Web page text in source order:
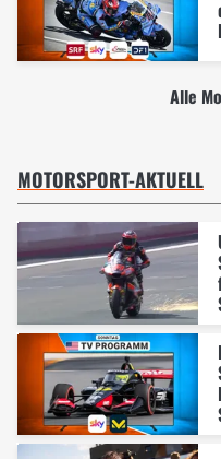
Alle
MOTORSPORT-AKTUELL